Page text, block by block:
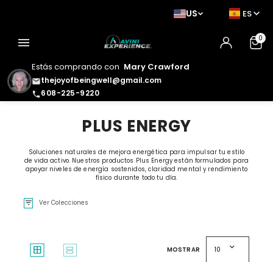
Estás comprando con Mary Crawford
emailthejoyofbeingwell@gmail.com
phone608-225-9220
US ES
menu 0
PLUS ENERGY
Soluciones naturales de mejora energética para impulsar tu estilo
de vida activo. Nuestros productos Plus Energy están formulados para
apoyar niveles de energía sostenidos, claridad mental y rendimiento
físico durante todo tu día.
filter_list Ver Colecciones
window splitscreen MOSTRAR 10 expand_more